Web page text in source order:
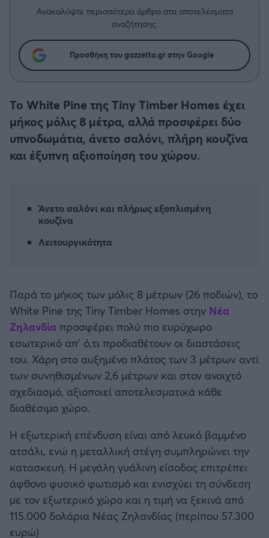
Άρης
Λεβαδειακός
ΟΦΗ
Βόλος
Ατρόμητος Αθηνών
Αστέρας Τρίπολης
Παναιτωλικός
Ηρακλής
Μπαρτσελόνα
Ρεάλ Μαδρίτης
Ατλέτικο Μαδρίτης
Μάντσεστερ Γιουνάιτεντ
Μάντσεστερ Σίτι
Λίβερπουλ
Συνεντεύξεις
Μια Ιστορία από την Πόλη
Ανακαλύψτε περισσότερα άρθρα στα αποτελέσματα
αναζήτησης.
Προσθήκη του gazzetta.gr στην Google
Το White Pine της Tiny Timber Homes έχει
μήκος μόλις 8 μέτρα, αλλά προσφέρει δύο
υπνοδωμάτια, άνετο σαλόνι, πλήρη κουζίνα
και έξυπνη αξιοποίηση του χώρου.
Άνετο σαλόνι και πλήρως εξοπλισμένη
κουζίνα
Λειτουργικότητα
Παρά το μήκος των μόλις 8 μέτρων (26 ποδιών), το
White Pine της Tiny Timber Homes στην Νέα
Ζηλανδία προσφέρει πολύ πιο ευρύχωρο
εσωτερικό απ' ό,τι προδιαθέτουν οι διαστάσεις
του. Χάρη στο αυξημένο πλάτος των 3 μέτρων αντί
των συνηθισμένων 2,6 μέτρων και στον ανοιχτό
σχεδιασμό, αξιοποιεί αποτελεσματικά κάθε
διαθέσιμο χώρο.
Η εξωτερική επένδυση είναι από λευκό βαμμένο
ατσάλι, ενώ η μεταλλική στέγη συμπληρώνει την
κατασκευή. Η μεγάλη γυάλινη είσοδος επιτρέπει
άφθονο φυσικό φωτισμό και ενισχύει τη σύνδεση
με τον εξωτερικό χώρο και η τιμή να ξεκινά από
115.000 δολάρια Νέας Ζηλανδίας (περίπου 57.300
ευρώ)